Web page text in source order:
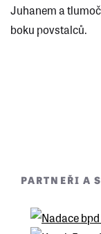
Juhanem a
boku povstalců.
PARTNEŘI A